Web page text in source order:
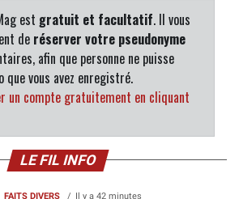
est gratuit et facultatif. Il vous
de réserver votre pseudonyme
afin que personne ne puisse
vous avez enregistré.
un compte gratuitement en cliquant
LE FIL INFO
FAITS DIVERS Il y a 42 minutes